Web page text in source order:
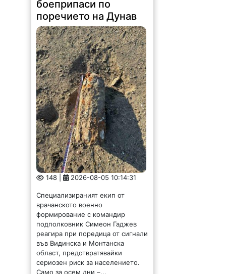
148 | 2026-08-05 10:14:31
Специализираният екип от
врачанското военно
формирование с командир
подполковник Симеон Гаджев
реагира при поредица от сигнали
във Видинска и Монтанска
област, предотвратявайки
сериозен риск за населението.
Само за осем дни –...
Хлапак се заби с
електрическа
тротинетка в кола, в
болница е